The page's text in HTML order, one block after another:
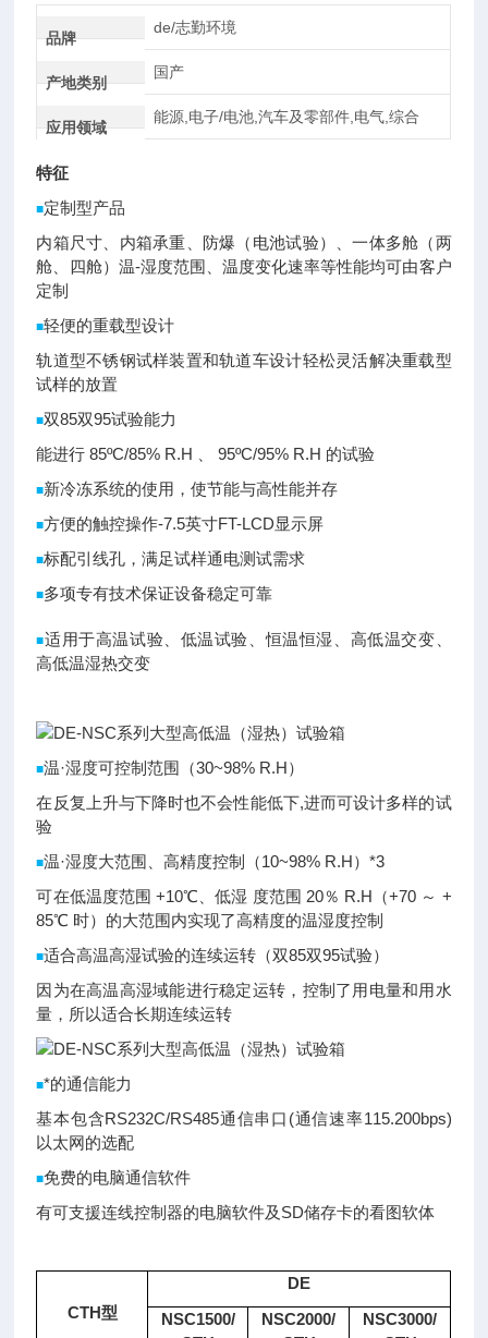
品牌
de/志勤环境
产地类别
国产
应用领域
能源,电子/电池,汽车及零部件,电气,综合
特征
■定制型产品
内箱尺寸、内箱承重、防爆（电池试验）、一体多舱（两
舱、四舱）温-湿度范围、温度变化速率等性能均可由客户
定制
■轻便的重载型设计
轨道型不锈钢试样装置和轨道车设计轻松灵活解决重载型
试样的放置
■双85双95试验能力
能进行 85ºC/85% R.H 、 95ºC/95% R.H 的试验
■新冷冻系统的使用，使节能与高性能并存
■方便的触控操作-7.5英寸FT-LCD显示屏
■标配引线孔，满足试样通电测试需求
■多项专有技术保证设备稳定可靠
■适用于高温试验、低温试验、恒温恒湿、高低温交变、
高低温湿热交变
■温·湿度可控制范围（30~98% R.H）
在反复上升与下降时也不会性能低下,进而可设计多样的试
验
■温·湿度大范围、高精度控制（10~98% R.H）*3
可在低温度范围 +10℃、低湿 度范围 20％ R.H（+70 ～ +
85℃ 时）的大范围内实现了高精度的温湿度控制
■适合高温高湿试验的连续运转（双85双95试验）
因为在高温高湿域能进行稳定运转，控制了用电量和用水
量，所以适合长期连续运转
■*的通信能力
基本包含RS232C/RS485通信串口(通信速率115.200bps)
以太网的选配
■免费的电脑通信软件
有可支援连线控制器的电脑软件及SD储存卡的看图软体
CTH型
DE
NSC1500/
NSC2000/
NSC3000/